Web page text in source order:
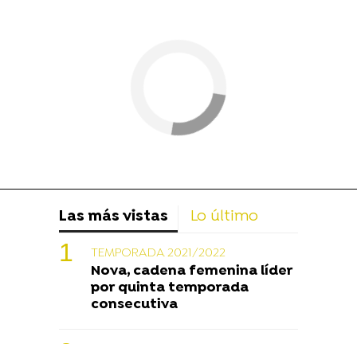
Las más vistas Lo último
TEMPORADA 2021/2022
Nova, cadena femenina líder
por quinta temporada
consecutiva